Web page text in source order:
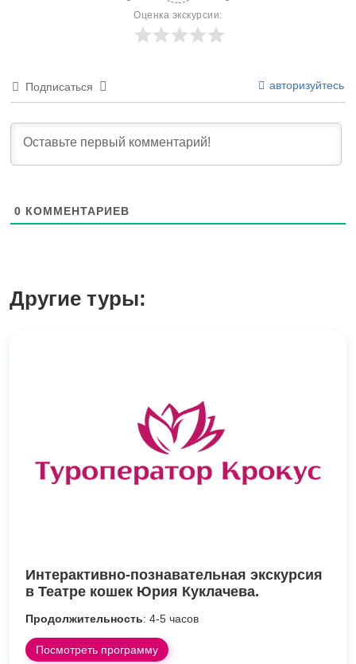
Оценка экскурсии:
Подписаться авторизуйтесь
0 КОММЕНТАРИЕВ
Другие туры:
Интерактивно-познавательная экскурсия
в Театре кошек Юрия Куклачева.
Продолжительность: 4-5 часов
Посмотреть программу